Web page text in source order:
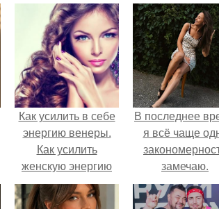
Как усилить в себе
энергию венеры.
Как усилить
женскую энергию
Венеры?
В последнее
я всё чаще
замечаю.